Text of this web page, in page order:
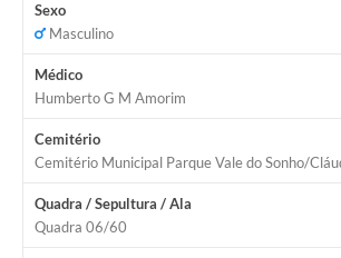
Sexo
Masculino
Médico
Humberto G M Amorim
Cemitério
Cemitério Municipal Parque Vale do Sonho/
Quadra / Sepultura / Ala
Quadra 06/60